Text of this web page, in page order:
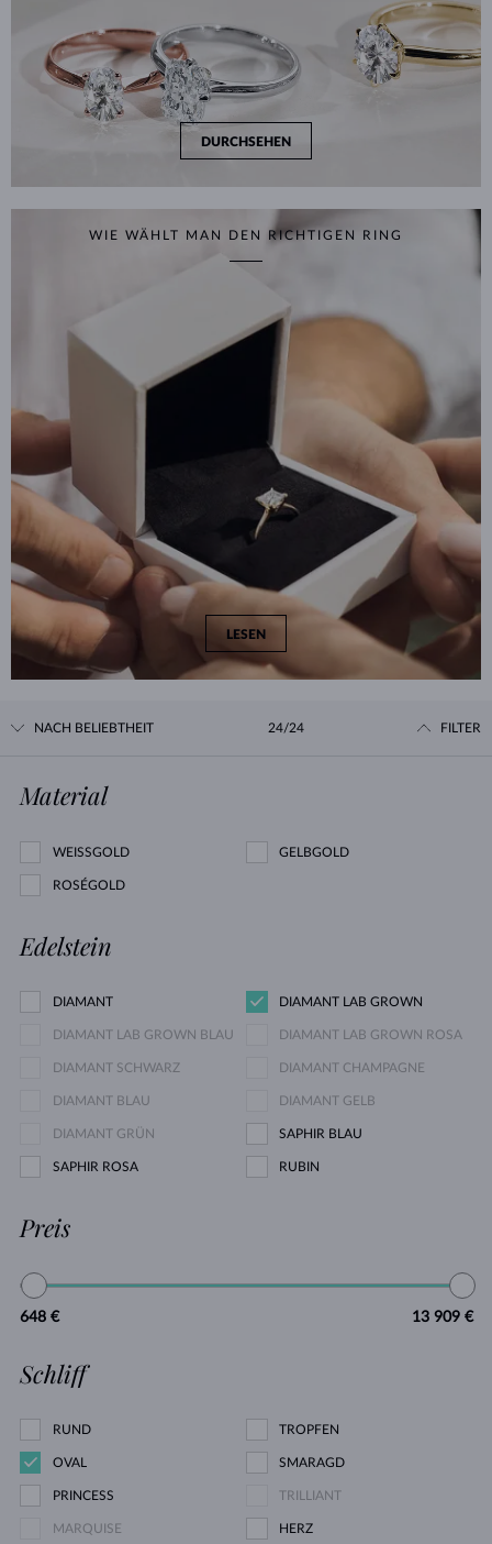
DURCHSEHEN
WIE WÄHLT MAN DEN RICHTIGEN RING
LESEN
NACH BELIEBTHEIT 24/24 FILTER
Material
WEISSGOLD GELBGOLD
ROSÉGOLD
Edelstein
DIAMANT DIAMANT LAB GROWN
DIAMANT LAB GROWN BLAU DIAMANT LAB GROWN ROSA
DIAMANT SCHWARZ DIAMANT CHAMPAGNE
DIAMANT BLAU DIAMANT GELB
DIAMANT GRÜN SAPHIR BLAU
SAPHIR ROSA RUBIN
Preis
648 € 13 909 €
Schliff
RUND TROPFEN
OVAL SMARAGD
PRINCESS TRILLIANT
MARQUISE HERZ